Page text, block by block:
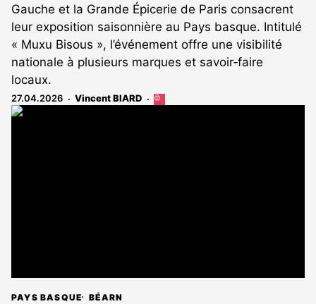
Gauche et la Grande Épicerie de Paris consacrent
leur exposition saisonnière au Pays basque. Intitulé
« Muxu Bisous », l’événement offre une visibilité
nationale à plusieurs marques et savoir‑faire
locaux.
27.04.2026 Vincent BIARD
Cet
PAYS BASQUE BÉARN